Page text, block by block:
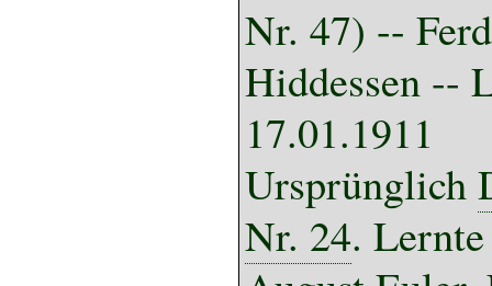
Nr. 47) --
Hiddessen --
17.01.1911
Ursprünglich
Nr. 24.